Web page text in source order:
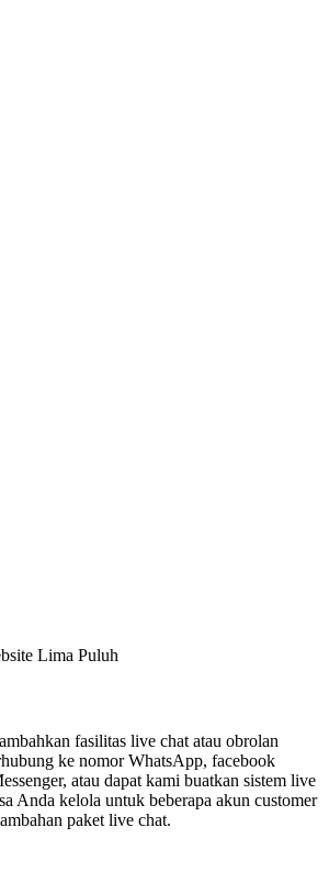
fasilitas live chat atau obrolan
ke nomor WhatsApp, facebook
atau dapat kami buatkan sistem live
Anda kelola untuk beberapa akun customer
paket live chat.